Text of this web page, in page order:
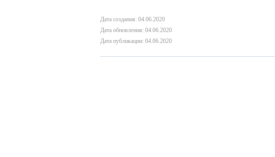
Дата создания: 04.06.2020
Дата обновления: 04.06.2020
Дата публикации: 04.06.2020